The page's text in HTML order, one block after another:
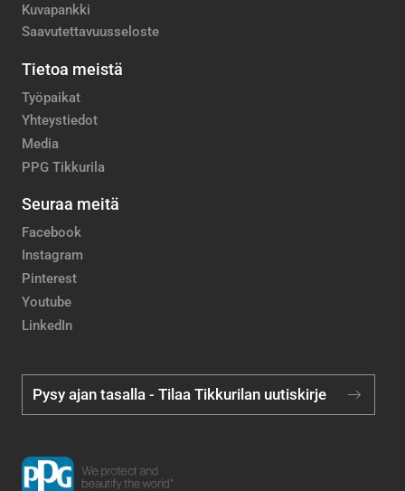
Kuvapankki
Saavutettavuusseloste
Tietoa meistä
Työpaikat
Yhteystiedot
Media
PPG Tikkurila
Seuraa meitä
Facebook
Instagram
Pinterest
Youtube
LinkedIn
Pysy ajan tasalla - Tilaa Tikkurilan uutiskirje